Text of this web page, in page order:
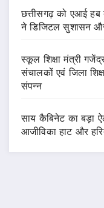
छत्तीसगढ़ को एआई हब
ने डिजिटल सुशासन और
स्कूल शिक्षा मंत्री
संचालकों एवं जिला
संपन्न
साय कैबिनेट का बड़ा
आजीविका हाट और